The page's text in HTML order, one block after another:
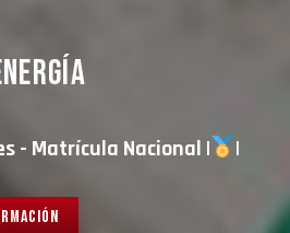
- Matrícula Nacional | |